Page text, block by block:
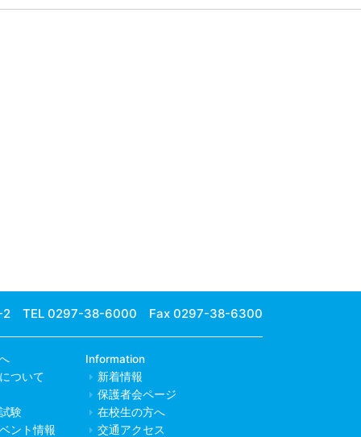
2 TEL 0297-38-6000 Fax 0297-38-6300
ついて
験
ント情報
Information
新着情報
保護者会ページ
在校生の方へ
交通アクセス